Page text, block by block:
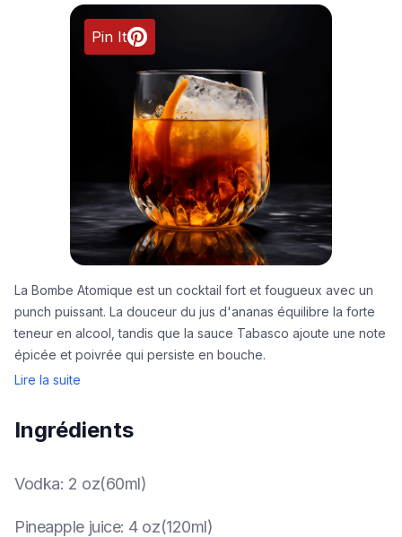
Pin It
La Bombe Atomique est un cocktail fort et fougueux avec un
punch puissant. La douceur du jus d'ananas équilibre la forte
teneur en alcool, tandis que la sauce Tabasco ajoute une note
épicée et poivrée qui persiste en bouche.
Lire la suite
Ingrédients
Vodka: 2 oz(60ml)
Pineapple juice: 4 oz(120ml)